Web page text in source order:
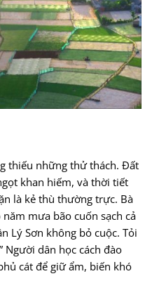
thiếu những thử thách. Đất
khan hiếm, và thời tiết
là kẻ thù thường trực. Bà
năm mưa bão cuốn sạch cả
Lý Sơn không bỏ cuộc. Tỏi
Người dân học cách đào
cát để giữ ẩm, biến khó